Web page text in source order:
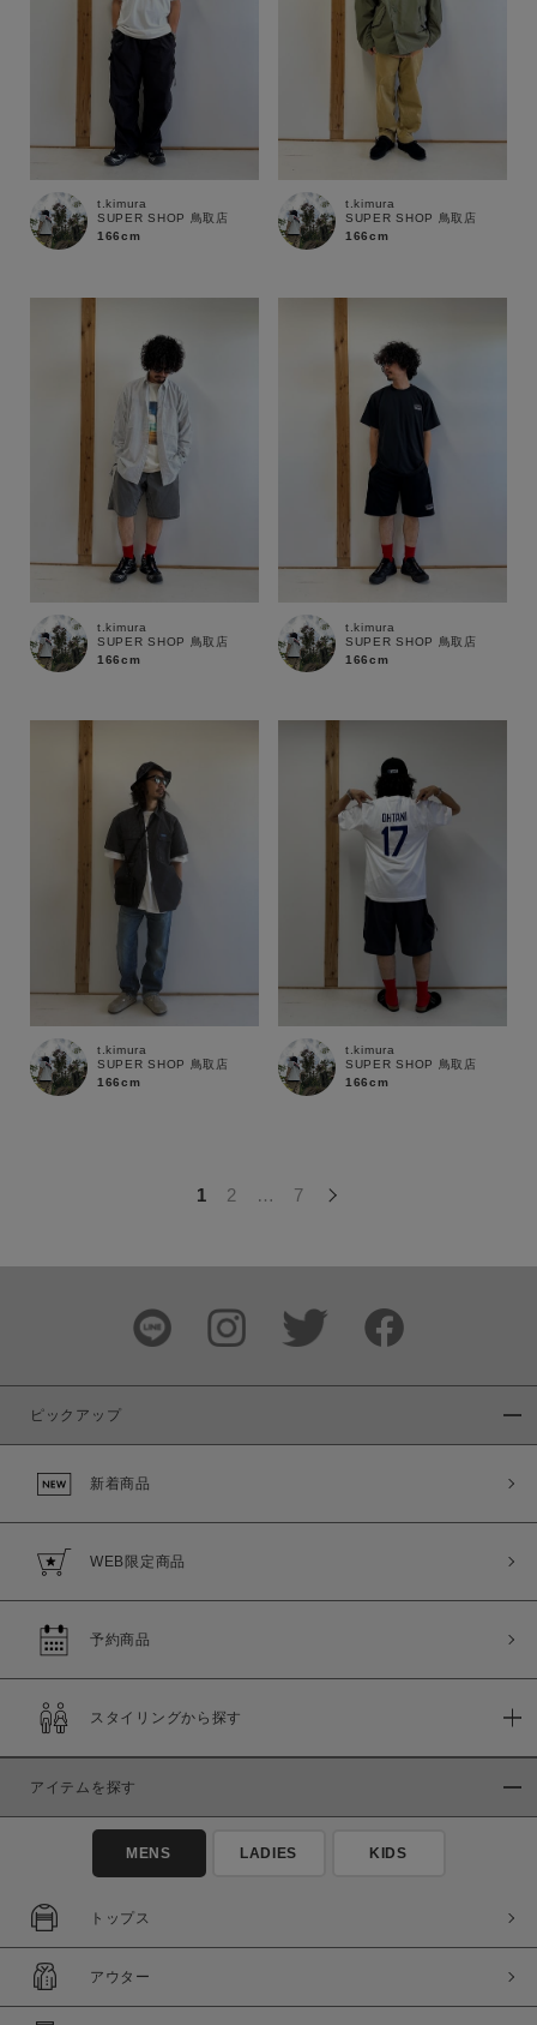
この条件で絞り込む
t.kimura
SUPER SHOP 鳥取店
166cm
t.kimura
SUPER SHOP 鳥取店
166cm
t.kimura
SUPER SHOP 鳥取店
166cm
t.kimura
SUPER SHOP 鳥取店
166cm
t.kimura
SUPER SHOP 鳥取店
166cm
t.kimura
SUPER SHOP 鳥取店
166cm
1 2 … 7
ピックアップ
新着商品
WEB限定商品
予約商品
スタイリングから探す
アイテムを探す
MENS LADIES KIDS
トップス
アウター